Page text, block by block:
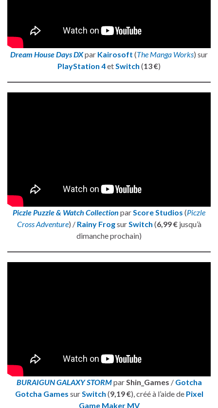
Dream House Days DXpar Kairosoft (The Manga Works) sur
PlayStation 4et Switch (13 €)
Piczle Puzzle & Watch Collection par Score Studios (Piczle
Cross Adventure) / Rainy Frogsur Switch (6,99 €jusqu’à
dimanche prochain)
BURAIGUN GALAXY STORMparShin_Games / Gotcha
Gotcha Games surSwitch (9,19 €), créé à l’aide de Pixel
Game Maker MV